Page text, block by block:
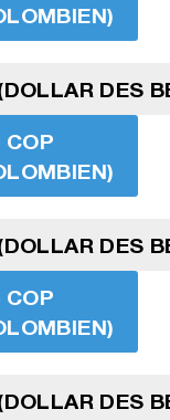
DES
DES
COP
DES